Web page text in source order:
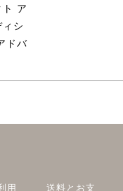
ト ア
シ
ドバ
用 送料とお支